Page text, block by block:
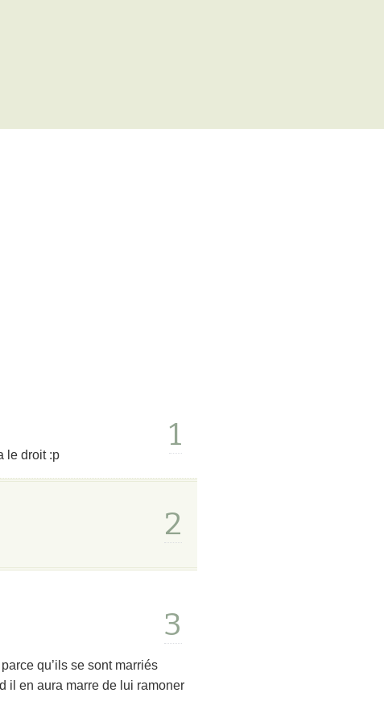
1
le droit :p
2
3
qu’ils se sont marriés
il en aura marre de lui ramoner